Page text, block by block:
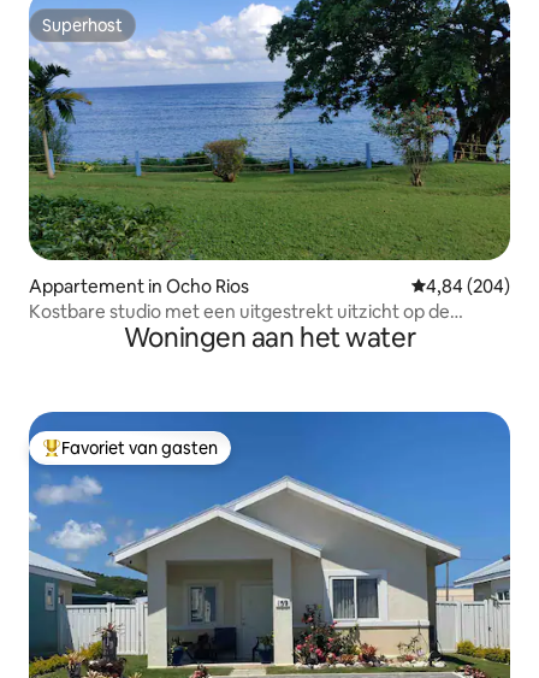
Superhost
Superhost
Appartement in Ocho Rios Gemiddelde
4,84 (204)
Kostbare studio met een uitgestrekt uitzicht op de
Woningen aan het water
Topfavoriet van gasten
Favoriet van gasten